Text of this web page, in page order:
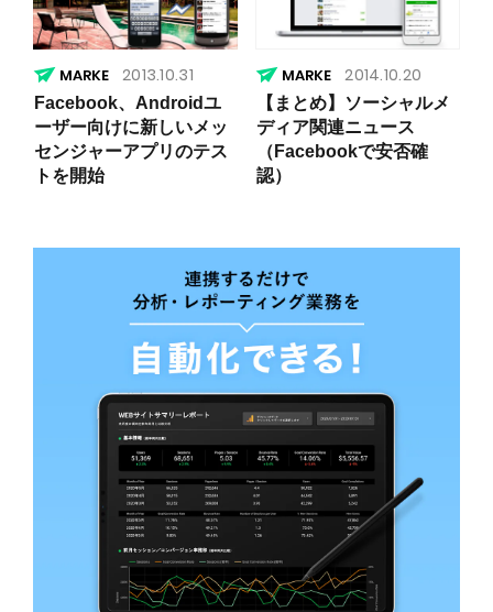
2013.10.31
Facebook、Androidユ
ーザー向けに新しいメッ
センジャーアプリのテス
トを開始
2014.10.20
【まとめ】ソーシャルメ
ディア関連ニュース
（Facebookで安否確
認）